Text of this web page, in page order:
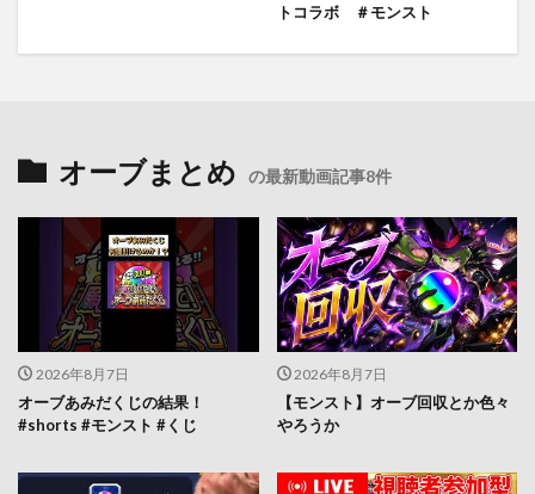
トコラボ ＃モンスト
オーブまとめ の最新動画記事8件
2026年8月7日
オーブあみだくじの結果！
#shorts #モンスト #くじ
2026年8月7日
【モンスト】オーブ回収とか色々
やろうか